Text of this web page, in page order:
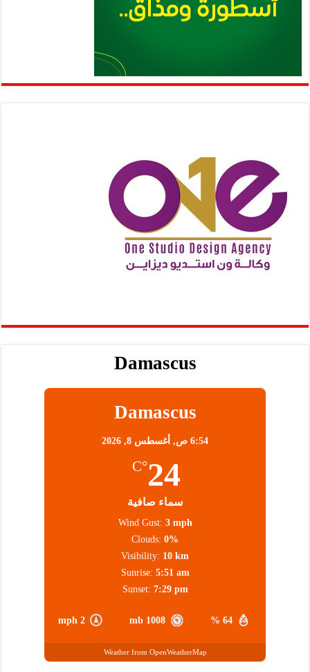
Damascus
Damascus
6:54 ص, أغسطس 8, 2026
24
°C
سماء صافية
64 %
1008 mb
2 mph
Wind Gust: 3 mph
Clouds: 0%
Visibility: 10 km
Sunrise: 5:51 am
Sunset: 7:29 pm
Weather from OpenWeatherMap